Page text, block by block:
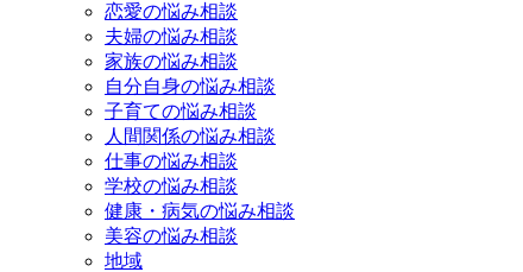
恋愛の悩み相談
夫婦の悩み相談
家族の悩み相談
自分自身の悩み相談
子育ての悩み相談
人間関係の悩み相談
仕事の悩み相談
学校の悩み相談
健康・病気の悩み相談
美容の悩み相談
地域